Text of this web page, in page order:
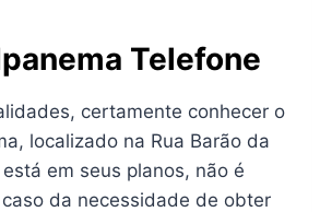
Telefone
certamente conhecer o
localizado na Rua Barão da
em seus planos, não é
da necessidade de obter